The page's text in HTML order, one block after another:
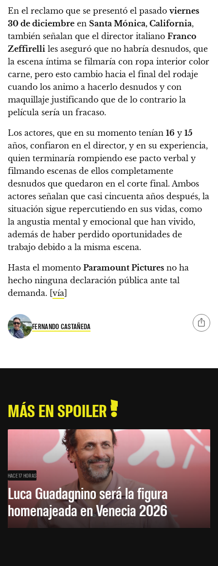
En el reclamo que se presentó el pasado viernes
30 de diciembre en Santa Mónica, California,
también señalan que el director italiano Franco
Zeffirelli les aseguró que no habría desnudos, que
la escena íntima se filmaría con ropa interior color
carne, pero esto cambio hacia el final del rodaje
cuando los animo a hacerlo desnudos y con
maquillaje justificando que de lo contrario la
película sería un fracaso.
Los actores, que en su momento tenían 16 y 15
años, confiaron en el director, y en su experiencia,
quien terminaría rompiendo ese pacto verbal y
filmando escenas de ellos completamente
desnudos que quedaron en el corte final. Ambos
actores señalan que casi cincuenta años después, la
situación sigue repercutiendo en sus vidas, como
la angustia mental y emocional que han vivido,
además de haber perdido oportunidades de
trabajo debido a la misma escena.
Hasta el momento Paramount Pictures no ha
hecho ninguna declaración pública ante tal
demanda. [vía]
FERNANDO CASTAÑEDA
MÁS EN SPOILER
HACE 17 HORAS
Luca Guadagnino será la figura
homenajeada en Venecia 2026